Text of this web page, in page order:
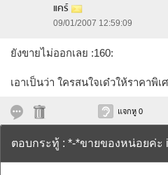
แคร์
09/01/2007 12:59:09
ยังขายไม่ออกเลย :160:
เอาเป็นว่า ใครสนใจเด๋วให้ราคาพิ
แจกหู 0
ตอบกระทู้ : *-*ขายของหน่อยค่ะ